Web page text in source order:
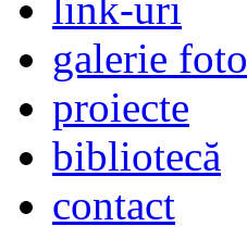
galerie foto
proiecte
bibliotecă
contact